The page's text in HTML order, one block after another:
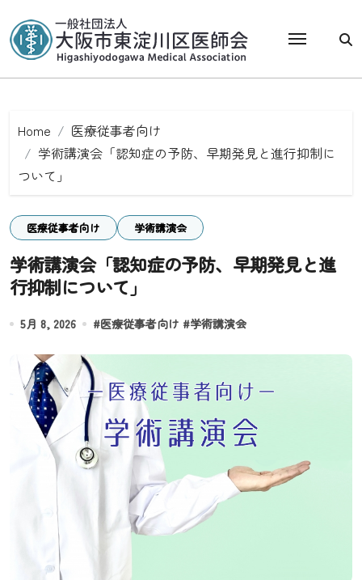
to
content
Home
医療従事者向け
学術講演会「認知症の予防、早期発見と進行抑制に
ついて」
医療従事者向け 学術講演会
学術講演会「認知症の予防、早期発見と進
行抑制について」
5月 8, 2026 #医療従事者向け #学術講演会